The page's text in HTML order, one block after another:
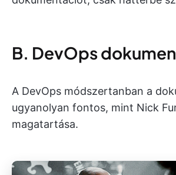
B. DevOps
A DevOps módszertanban a
ugyanolyan fontos, mint Nick
magatartása.